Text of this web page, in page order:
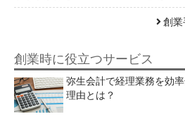
創業
創業時に役立つサービス
弥生会計で経理業務を効
理由とは？